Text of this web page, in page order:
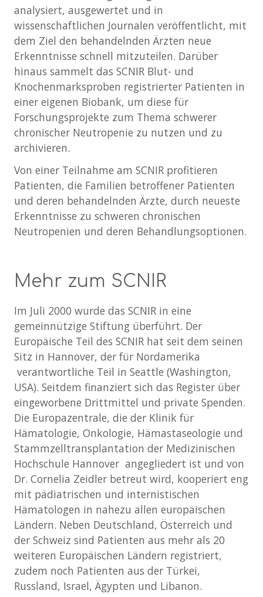
analysiert, ausgewertet und in
wissenschaftlichen Journalen veröffentlicht, mit
dem Ziel den behandelnden Ärzten neue
Erkenntnisse schnell mitzuteilen. Darüber
hinaus sammelt das SCNIR Blut- und
Knochenmarksproben registrierter Patienten in
einer eigenen Biobank, um diese für
Forschungsprojekte zum Thema schwerer
chronischer Neutropenie zu nutzen und zu
archivieren.
Von einer Teilnahme am SCNIR profitieren
Patienten, die Familien betroffener Patienten
und deren behandelnden Ärzte, durch neueste
Erkenntnisse zu schweren chronischen
Neutropenien und deren Behandlungsoptionen.
Mehr zum SCNIR
Im Juli 2000 wurde das SCNIR in eine
gemeinnützige Stiftung überführt. Der
Europäische Teil des SCNIR hat seit dem seinen
Sitz in Hannover, der für Nordamerika
verantwortliche Teil in Seattle (Washington,
USA). Seitdem finanziert sich das Register über
eingeworbene Drittmittel und private Spenden.
Die Europazentrale, die der Klinik für
Hämatologie, Onkologie, Hämastaseologie und
Stammzelltransplantation der Medizinischen
Hochschule Hannover angegliedert ist und von
Dr. Cornelia Zeidler betreut wird, kooperiert eng
mit pädiatrischen und internistischen
Hämatologen in nahezu allen europäischen
Ländern. Neben Deutschland, Österreich und
der Schweiz sind Patienten aus mehr als 20
weiteren Europäischen Ländern registriert,
zudem noch Patienten aus der Türkei,
Russland, Israel, Ägypten und Libanon.